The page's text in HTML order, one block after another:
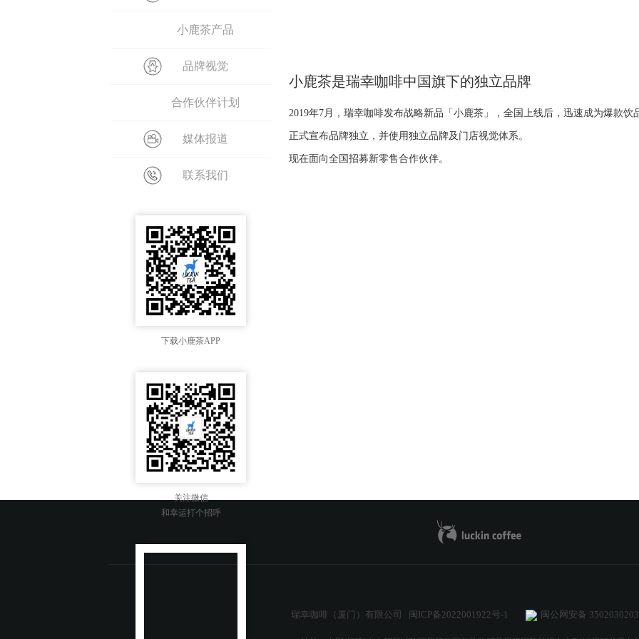
小鹿茶产品
品牌视觉
合作伙伴计划
媒体报道
联系我们
下载小鹿茶APP
关注微信
和幸运打个招呼
小鹿茶是瑞幸咖啡中国旗下的独立品牌
2019年7月，瑞幸咖啡发布战略新品「小鹿茶」，全国上线后，迅速成为爆款饮
正式宣布品牌独立，并使用独立品牌及门店视觉体系。
现在面向全国招募新零售合作伙伴。
瑞幸咖啡（厦门）有限公司 闽ICP备2022001922号-1 闽公网安备